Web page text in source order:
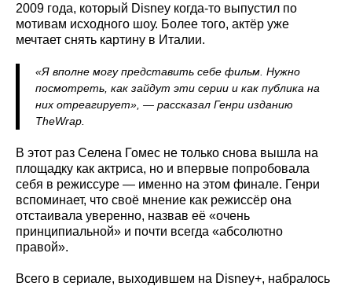
2009 года, который Disney когда-то выпустил по
мотивам исходного шоу. Более того, актёр уже
мечтает снять картину в Италии.
«Я вполне могу представить себе фильм. Нужно
посмотреть, как зайдут эти серии и как публика на
них отреагирует», — рассказал Генри изданию
TheWrap.
В этот раз Селена Гомес не только снова вышла на
площадку как актриса, но и впервые попробовала
себя в режиссуре — именно на этом финале. Генри
вспоминает, что своё мнение как режиссёр она
отстаивала уверенно, назвав её «очень
принципиальной» и почти всегда «абсолютно
правой».
Всего в сериале, выходившем на Disney+, набралось